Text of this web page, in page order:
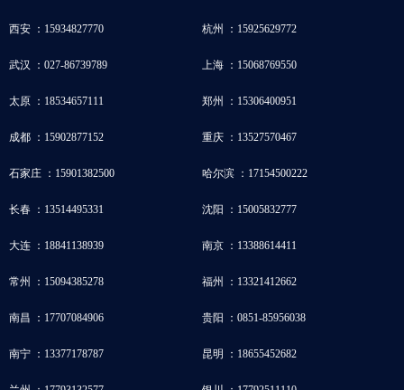
西安 ：15934827770 杭州 ：15925629772
武汉 ：027-86739789 上海 ：15068769550
太原 ：18534657111 郑州 ：15306400951
成都 ：15902877152 重庆 ：13527570467
石家庄 ：15901382500 哈尔滨 ：17154500222
长春 ：13514495331 沈阳 ：15005832777
大连 ：18841138939 南京 ：13388614411
常州 ：15094385278 福州 ：13321412662
南昌 ：17707084906 贵阳 ：0851-85956038
南宁 ：13377178787 昆明 ：18655452682